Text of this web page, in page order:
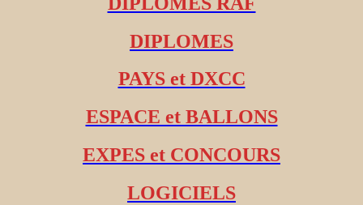
DIPLOMES
PAYS et DXCC
ESPACE et BALLONS
EXPES et CONCOURS
LOGICIELS